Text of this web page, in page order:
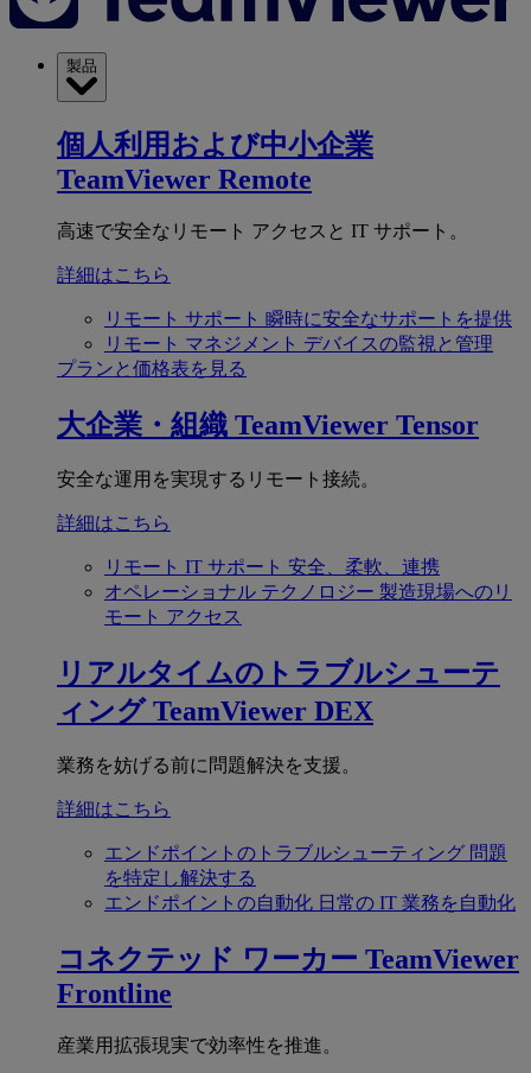
製品
個人利用および中小企業
TeamViewer Remote
高速で安全なリモート アクセスと IT サポート。
詳細はこちら
リモート サポート 瞬時に安全なサポートを提供
リモート マネジメント デバイスの監視と管理
プランと価格表を見る
大企業・組織 TeamViewer Tensor
安全な運用を実現するリモート接続。
詳細はこちら
リモート IT サポート 安全、柔軟、連携
オペレーショナル テクノロジー 製造現場へのリ
モート アクセス
リアルタイムのトラブルシューテ
ィング TeamViewer DEX
業務を妨げる前に問題解決を支援。
詳細はこちら
エンドポイントのトラブルシューティング 問題
を特定し解決する
エンドポイントの自動化 日常の IT 業務を自動化
コネクテッド ワーカー TeamViewer
Frontline
産業用拡張現実で効率性を推進。